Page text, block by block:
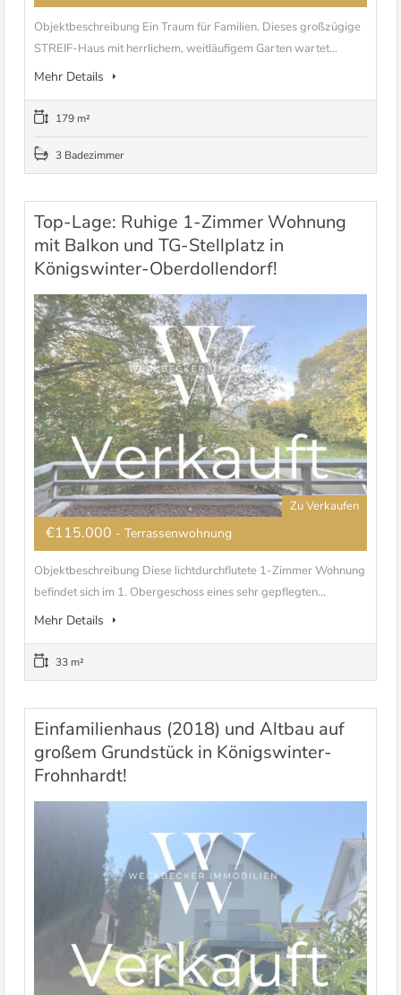
Objektbeschreibung Ein Traum für Familien. Dieses großzügige
STREIF-Haus mit herrlichem, weitläufigem Garten wartet...
Mehr Details
179 m²
3 Badezimmer
Top-Lage: Ruhige 1-Zimmer Wohnung
mit Balkon und TG-Stellplatz in
Königswinter-Oberdollendorf!
Zu Verkaufen
€115.000 - Terrassenwohnung
Objektbeschreibung Diese lichtdurchflutete 1-Zimmer Wohnung
befindet sich im 1. Obergeschoss eines sehr gepflegten...
Mehr Details
33 m²
Einfamilienhaus (2018) und Altbau auf
großem Grundstück in Königswinter-
Frohnhardt!